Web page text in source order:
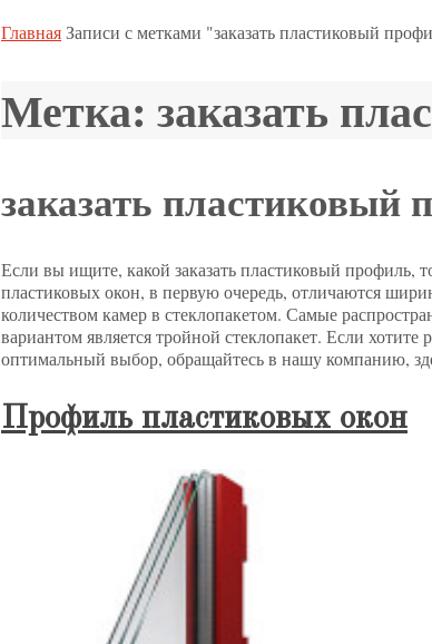
ГлавнаяЗаписи с метками "заказать пластиковый
Метка: заказать
заказать пластиковый
Если вы ищите, какой заказать пластиковый
пластиковых окон, в первую очередь, отличаются
количеством камер в стеклопакетом. Самые
вариантом является тройной стеклопакет. Если хотите
оптимальный выбор, обращайтесь в нашу компанию,
Профиль пластиковых окон